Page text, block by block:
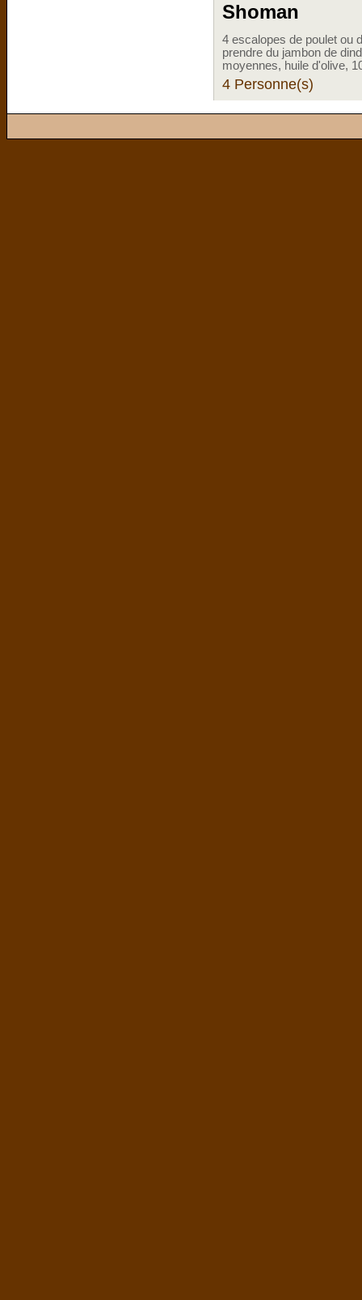
Shoman
4 escalopes de poulet ou
prendre du jambon de
moyennes, huile d'olive,
4 Personne(s)